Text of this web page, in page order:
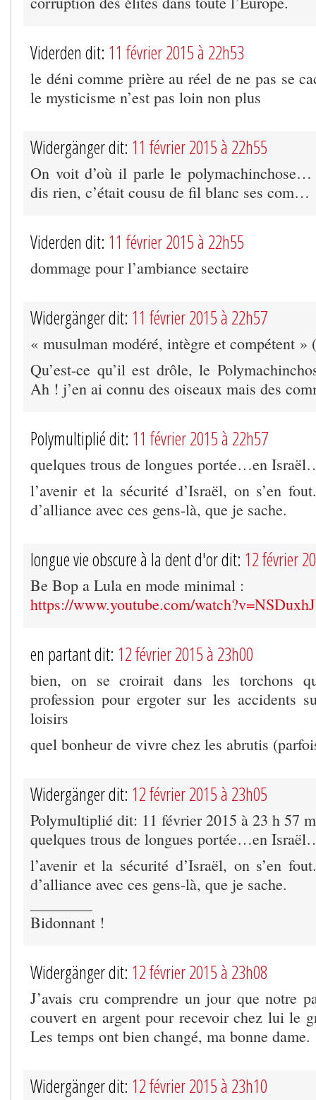
Viderden dit: 11 février 2015 à 22h53
le déni comme prière au réel de ne pas se
le mysticisme n’est pas loin non plus
Widergänger dit: 11 février 2015 à 22h55
On voit d’où il parle le
dis rien, c’était cousu de fil blanc ses com…
Viderden dit: 11 février 2015 à 22h55
dommage pour l’ambiance sectaire
Widergänger dit: 11 février 2015 à 22h57
« musulman modéré, intègre et compétent »
Qu’est-ce qu’il est drôle, le
Ah ! j’en ai connu des oiseaux mais des
Polymultiplié dit: 11 février 2015 à 22h57
quelques trous de longues portée…en
l’avenir et la sécurité d’Israël, on s’en
d’alliance avec ces gens-là, que je sache.
longue vie obscure à la dent d'or dit: 12 février
Be Bop a Lula en mode minimal :
https://www.youtube.com/
en partant dit: 12 février 2015 à 23h00
bien, on se croirait dans les torchons
profession pour ergoter sur les accidents
loisirs
quel bonheur de vivre chez les abrutis
Widergänger dit: 12 février 2015 à 23h05
Polymultiplié dit: 11 février 2015 à 23 h 57
quelques trous de longues portée…en
l’avenir et la sécurité d’Israël, on s’en
d’alliance avec ces gens-là, que je sache.
Bidonnant !
Widergänger dit: 12 février 2015 à 23h08
J’avais cru comprendre un jour que notre
couvert en argent pour recevoir chez lui le
Les temps ont bien changé, ma bonne dame.
Widergänger dit: 12 février 2015 à 23h10